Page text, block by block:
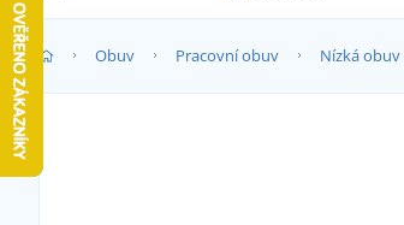
Obuv Pracovní obuv Nízká obuv